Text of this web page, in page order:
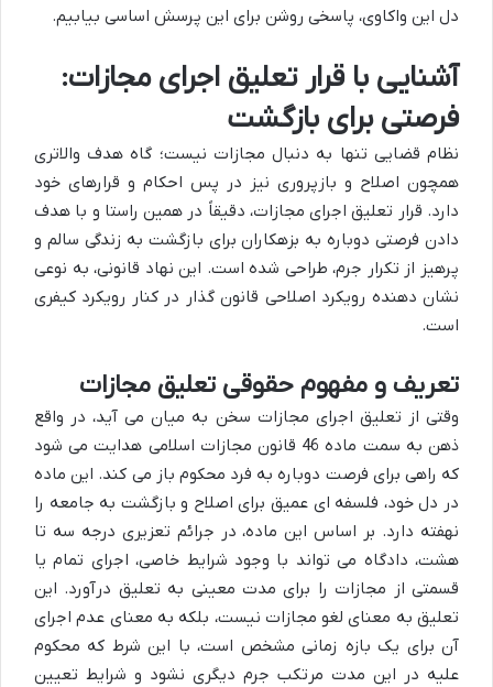
دل این واکاوی، پاسخی روشن برای این پرسش اساسی بیابیم.
آشنایی با قرار تعلیق اجرای مجازات:
فرصتی برای بازگشت
نظام قضایی تنها به دنبال مجازات نیست؛ گاه هدف والاتری
همچون اصلاح و بازپروری نیز در پس احکام و قرارهای خود
دارد. قرار تعلیق اجرای مجازات، دقیقاً در همین راستا و با هدف
دادن فرصتی دوباره به بزهکاران برای بازگشت به زندگی سالم و
پرهیز از تکرار جرم، طراحی شده است. این نهاد قانونی، به نوعی
نشان دهنده رویکرد اصلاحی قانون گذار در کنار رویکرد کیفری
است.
تعریف و مفهوم حقوقی تعلیق مجازات
وقتی از تعلیق اجرای مجازات سخن به میان می آید، در واقع
ذهن به سمت ماده 46 قانون مجازات اسلامی هدایت می شود
که راهی برای فرصت دوباره به فرد محکوم باز می کند. این ماده
در دل خود، فلسفه ای عمیق برای اصلاح و بازگشت به جامعه را
نهفته دارد. بر اساس این ماده، در جرائم تعزیری درجه سه تا
هشت، دادگاه می تواند با وجود شرایط خاصی، اجرای تمام یا
قسمتی از مجازات را برای مدت معینی به تعلیق درآورد. این
تعلیق به معنای لغو مجازات نیست، بلکه به معنای عدم اجرای
آن برای یک بازه زمانی مشخص است، با این شرط که محکوم
علیه در این مدت مرتکب جرم دیگری نشود و شرایط تعیین